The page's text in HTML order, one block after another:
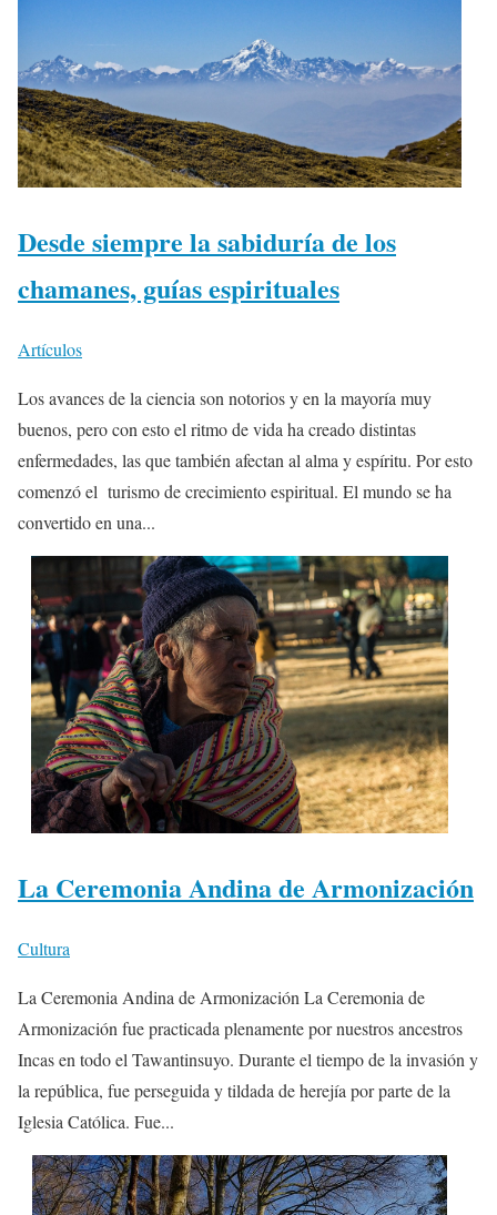
Desde siempre la sabiduría de los
chamanes, guías espirituales
Artículos
Los avances de la ciencia son notorios y en la mayoría muy
buenos, pero con esto el ritmo de vida ha creado distintas
enfermedades, las que también afectan al alma y espíritu. Por esto
comenzó el turismo de crecimiento espiritual. El mundo se ha
convertido en una...
La Ceremonia Andina de Armonización
Cultura
La Ceremonia Andina de Armonización La Ceremonia de
Armonización fue practicada plenamente por nuestros ancestros
Incas en todo el Tawantinsuyo. Durante el tiempo de la invasión y
la república, fue perseguida y tildada de herejía por parte de la
Iglesia Católica. Fue...